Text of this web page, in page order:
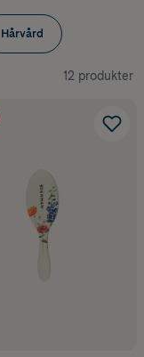
Hårvård
12 produkter